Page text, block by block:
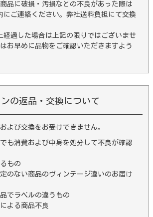
品に破損・汚損などの不良があった際は
にご連絡ください。弊社送料負担にて交換
経過した場合は上記の限りではございませ
お早めに品物をご確認いただきますよう
ンの返品・交換について
よび交換をお受けできません。
も消費および中身を処分して不良が確認
もの
のない商品のヴィンテージ違いのお届け
でラベルの違うもの
よる商品不良